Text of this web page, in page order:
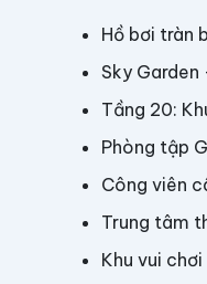
Hồ bơi tràn
Sky
Tầng 20:
Phòng tập
Công viên
Trung tâm
Khu vui